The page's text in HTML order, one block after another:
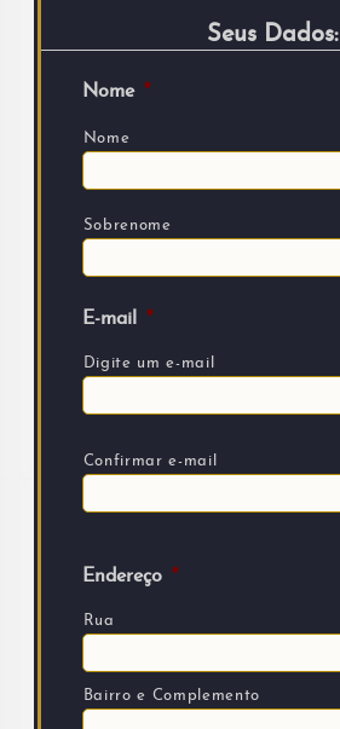
Seus Dados:
Nome *
Nome
Sobrenome
E-mail *
Digite um e-mail
Confirmar e-mail
Endereço *
Rua
Bairro e Complemento